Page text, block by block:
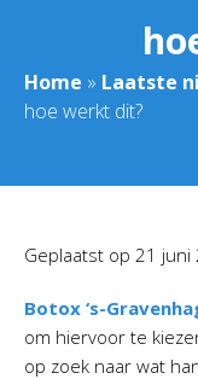
Home » Laatste
hoe werkt dit?
Geplaatst op 21 juni
Botox ‘s-
om hiervoor te
op zoek naar wat